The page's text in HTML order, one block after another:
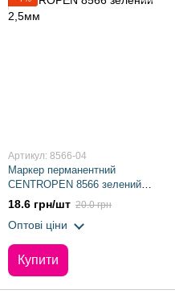
Артикул: 8566-04
Маркер перманентний
CENTROPEN 8566 зелений
2,5мм
18.6 грн/шт 20.0 грн
Оптові ціни
Купити